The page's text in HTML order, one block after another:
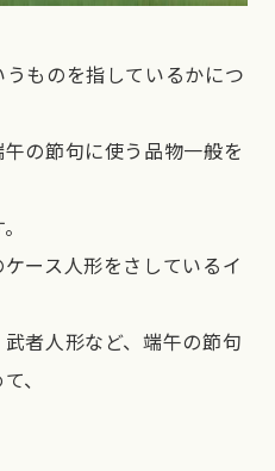
ものを指しているかにつ
の節句に使う品物一般を
ース人形をさしているイ
者人形など、端午の節句
、